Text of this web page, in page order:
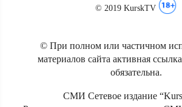
© 2019 KurskTV
© При полном или частичном
материалов сайта активная
обязательна.
СМИ Сетевое издание